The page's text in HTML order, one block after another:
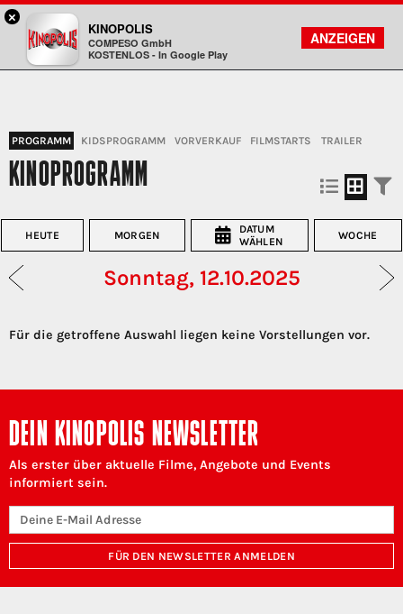
Kinopolis
FILMSUCHE
KONTO
PROGRAMM KIDSPROGRAMM VORVERKAUF FILMSTARTS TRAILER
KINOPROGRAMM
HEUTE MORGEN
DATUM
WÄHLEN
WOCHE
Sonntag, 12.10.2025
Für die getroffene Auswahl liegen keine Vorstellungen vor.
DEIN KINOPOLIS NEWSLETTER
Als erster über aktuelle Filme, Angebote und Events
informiert sein.
FÜR DEN NEWSLETTER ANMELDEN
×
KINOPOLIS
COMPESO GmbH
KOSTENLOS - In Google Play
ANZEIGEN